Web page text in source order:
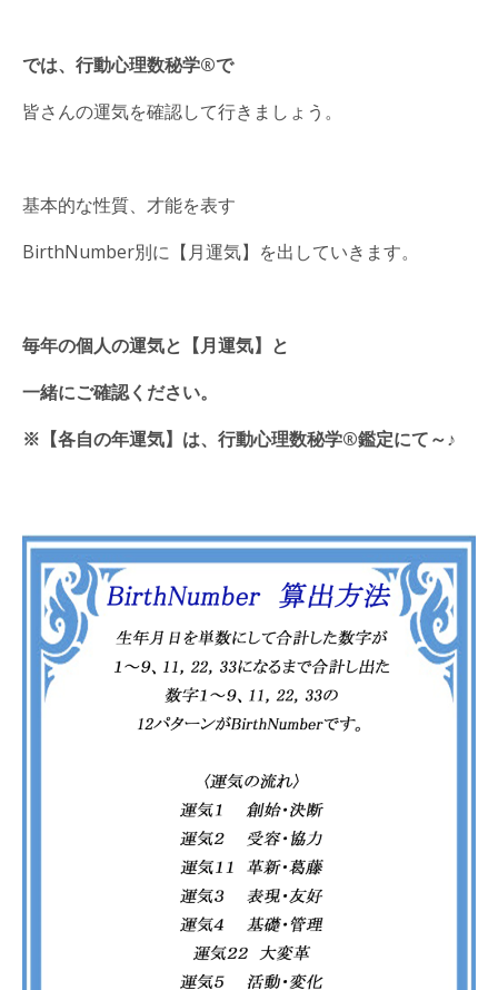
では、 行動心理数秘学®️で
皆さんの運気を確認して行きましょう。
基本的な性質、才能を表す
BirthNumber別に【月運気】を出していきます。
毎年の個人の運気と【月運気】と
一緒にご確認ください。
※【各自の年運気】は、行動心理数秘学®鑑定にて～♪